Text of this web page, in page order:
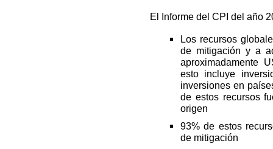
El Informe del CPI del año
Los recursos
de mitigación y a
aproximadamente
esto incluye
inversiones en
de estos recursos
origen
93% de estos
de mitigación